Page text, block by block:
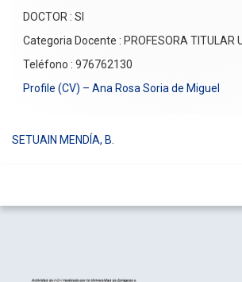
DOCTOR : SI
Categoria Docente : PROFESORA TITULAR
Teléfono : 976762130
Profile (CV) – Ana Rosa Soria de Miguel
SETUAIN MENDÍA, B.